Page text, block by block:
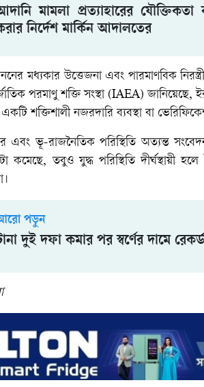
মামলা প্রত্যাহারের যৌক্তিকতা
নির্দেশ মার্কিন আদালতের
মধ্যকার উত্তেজনা এবং পারমাণবিক
পরমাণু শক্তি সংস্থা (IAEA) জানিয়েছে,
শক্তিশালী নজরদারি ব্যবস্থা বা
এবং ভূ-রাজনৈতিক পরিস্থিতি অত্যন্ত
কমেছে, তবুও যুদ্ধ পরিস্থিতি দীর্ঘস্থায়ী
পড়ুন
দুই দফা কমার পর স্বর্ণের দামে